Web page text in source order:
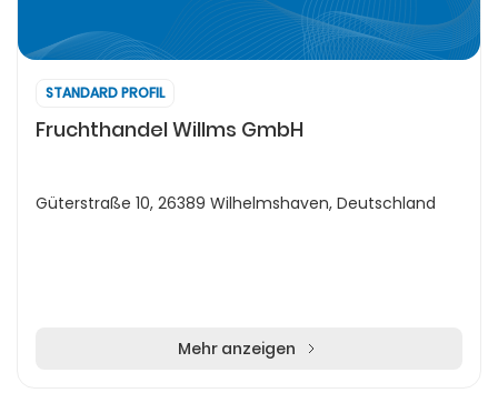
STANDARD PROFIL
Fruchthandel Willms GmbH
Güterstraße 10, 26389 Wilhelmshaven, Deutschland
Mehr anzeigen